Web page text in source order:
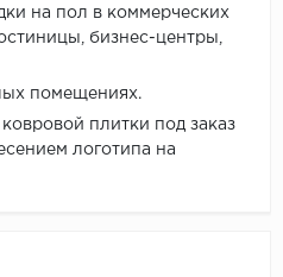
на пол в коммерческих
бизнес-центры,
помещениях.
плитки под заказ
логотипа на